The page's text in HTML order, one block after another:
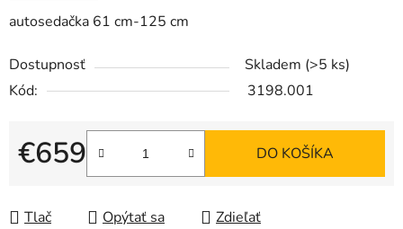
autosedačka 61 cm-125 cm
Dostupnosť Skladem (>5 ks)
Kód:
3198.001
€659
Jednotková cena:
DO KOŠÍKA
Tlač Opýtať sa Zdieľať